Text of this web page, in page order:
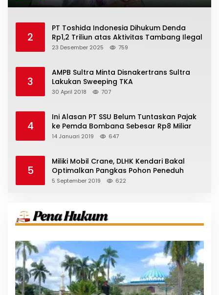
2
PT Toshida Indonesia Dihukum Denda
Rp1,2 Triliun atas Aktivitas Tambang Ilegal
23 Desember 2025 759
3
AMPB Sultra Minta Disnakertrans Sultra
Lakukan Sweeping TKA
30 April 2018 707
4
Ini Alasan PT SSU Belum Tuntaskan Pajak
ke Pemda Bombana Sebesar Rp8 Miliar
14 Januari 2019 647
5
Miliki Mobil Crane, DLHK Kendari Bakal
Optimalkan Pangkas Pohon Peneduh
5 September 2019 622